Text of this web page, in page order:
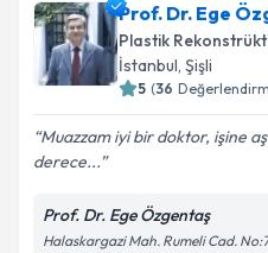
Prof. Dr. Ege
Plastik
İstanbul, Şişli
5 (36
Muazzam iyi bir doktor, işine
derece...
Prof. Dr. Ege Özgentaş
Halaskargazi Mah. Rumeli Cad.